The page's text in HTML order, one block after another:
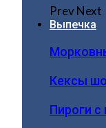
PrevNext
Выпечка
Кексы
Пироги